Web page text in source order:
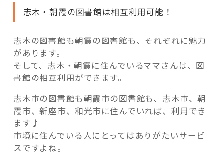
志木・朝霞の図書館は相互利用可能！
志木の図書館も朝霞の図書館も、それぞれに魅力
があります。
そして、志木・朝霞に住んでいるママさんは、図
書館の相互利用ができます。
志木市の図書館も朝霞市の図書館も、志木市、朝
霞市、新座市、和光市に住んでいれば、利用でき
ます♪
市境に住んでいる人にとってはありがたいサービ
スですよね。